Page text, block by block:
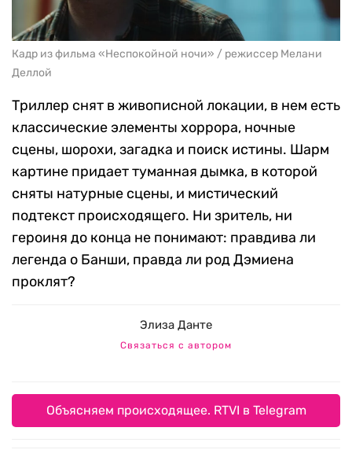
Кадр из фильма «Неспокойной ночи» / режиссер Мелани
Деллой
Триллер снят в живописной локации, в нем есть
классические элементы хоррора, ночные
сцены, шорохи, загадка и поиск истины. Шарм
картине придает туманная дымка, в которой
сняты натурные сцены, и мистический
подтекст происходящего. Ни зритель, ни
героиня до конца не понимают: правдива ли
легенда о Банши, правда ли род Дэмиена
проклят?
Элиза Данте
Связаться с автором
Объясняем происходящее. RTVI в Telegram